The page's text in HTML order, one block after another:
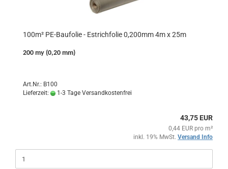
100m² PE-Baufolie - Estrichfolie 0,200mm 4m x 25m
200 my (0,20 mm)
Art.Nr.: B100
Lieferzeit:
1-3 Tage Versandkostenfrei
43,75 EUR
0,44 EUR pro m²
inkl. 19% MwSt. Versand Info